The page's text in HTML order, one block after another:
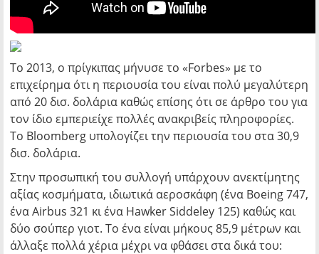
Το 2013, ο πρίγκιπας μήνυσε το «Forbes» με το
επιχείρημα ότι η περιουσία του είναι πολύ μεγαλύτερη
από 20 δισ. δολάρια καθώς επίσης ότι σε άρθρο του για
τον ίδιο εμπεριείχε πολλές ανακριβείς πληροφορίες.
To Βloomberg υπολογίζει την περιουσία του στα 30,9
δισ. δολάρια.
Στην προσωπική του συλλογή υπάρχουν ανεκτίμητης
αξίας κοσμήματα, ιδιωτικά αεροσκάφη (ένα Boeing 747,
ένα Airbus 321 κι ένα Hawker Siddeley 125) καθώς και
δύο σούπερ γιοτ. Το ένα είναι μήκους 85,9 μέτρων και
άλλαξε πολλά χέρια μέχρι να φθάσει στα δικά του: